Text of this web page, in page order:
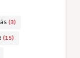
(3)
(15)